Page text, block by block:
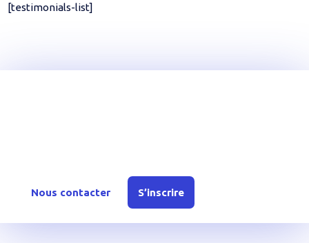
[testimonials-list]
Nous contacter S’inscrire